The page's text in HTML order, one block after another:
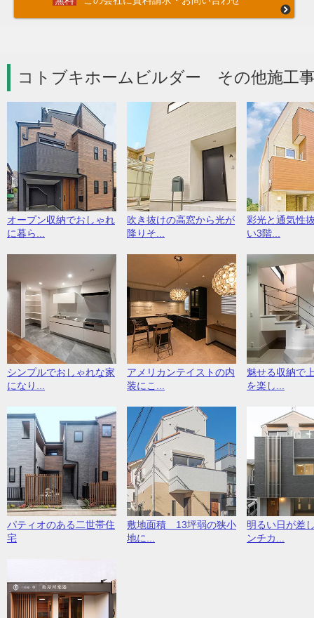
コトブキホームビルダー その他施工
オープン収納でおしゃれ
に暮ら...
吹き抜けの高窓から光が
降りそ...
彩光と通気性
い3階...
シンプルでおしゃれな家
になり...
アメリカンテイストの内
装にこ...
魅せる収納で
を楽し...
パティオのある二世帯住
宅
敷地面積 13坪弱の狭小
地に...
明るい日が差
ンチカ...